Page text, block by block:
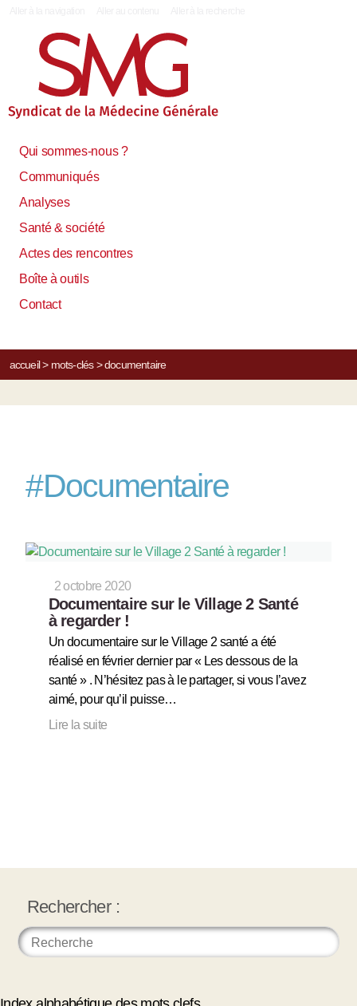
Qui sommes-nous ?
Communiqués
Analyses
Santé & société
Actes des rencontres
Boîte à outils
Contact
accueil> mots-clés> documentaire
#Documentaire
2 octobre 2020
Documentaire sur le Village 2 Santé
à regarder !
Un documentaire sur le Village 2 santé a été
réalisé en février dernier par « Les dessous de la
santé » . N’hésitez pas à le partager, si vous l’avez
aimé, pour qu’il puisse…
Lire la suite
Rechercher :